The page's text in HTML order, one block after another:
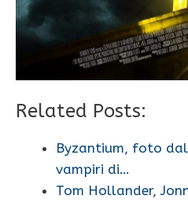
Related Posts:
Byzantium, foto
vampiri di…
Tom Hollander,